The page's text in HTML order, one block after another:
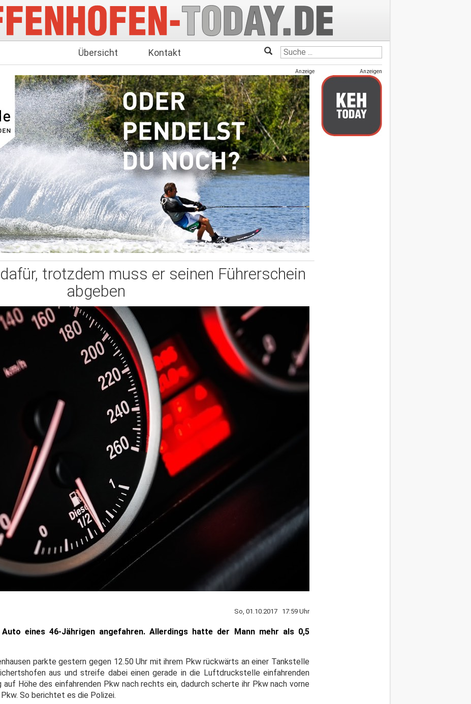
Übersicht Kontakt
Anzeige
trotzdem muss er seinen Führerschein
abgeben
So, 01.10.2017 17:59 Uhr
eines 46-Jährigen angefahren. Allerdings hatte der Mann mehr als 0,5
parkte gestern gegen 12.50 Uhr mit ihrem Pkw rückwärts an einer Tankstelle
aus und streife dabei einen gerade in die Luftdruckstelle einfahrenden
auf Höhe des einfahrenden Pkw nach rechts ein, dadurch scherte ihr Pkw nach vorne
So berichtet es die Polizei.
Anzeigen